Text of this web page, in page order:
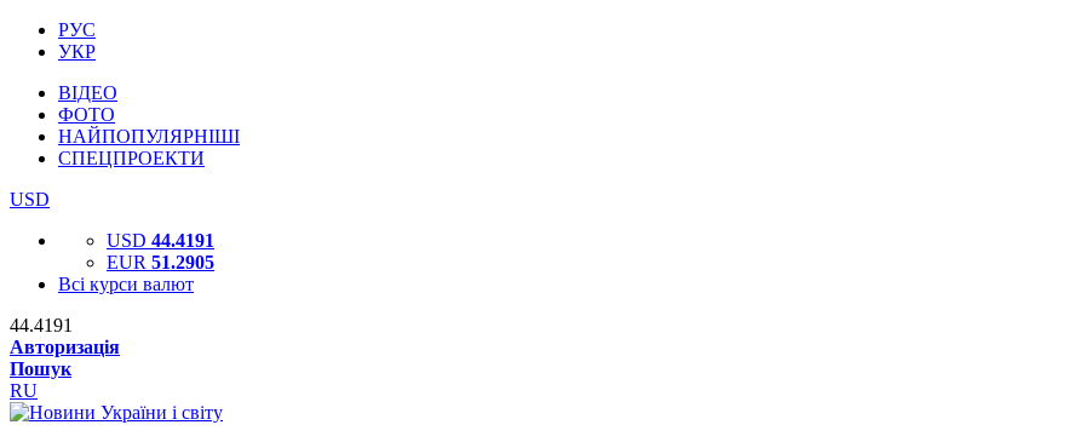
РУС
УКР
ВІДЕО
ФОТО
НАЙПОПУЛЯРНІШІ
СПЕЦПРОЕКТИ
USD
USD 44.4191
EUR 51.2905
Всі курси валют
44.4191
Авторизація
Пошук
RU